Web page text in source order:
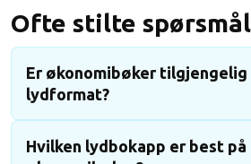
Ofte stilte spørsmål
Er økonomibøker tilgjengelig
lydformat?
Hvilken lydbokapp er best på